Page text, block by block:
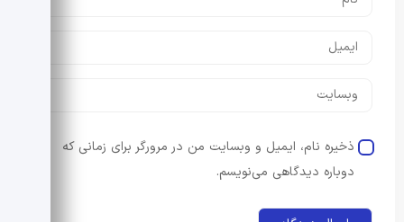
ذخیره نام، ایمیل و وبسایت من در مرورگر برای زمانی که
دوباره دیدگاهی می‌نویسم.